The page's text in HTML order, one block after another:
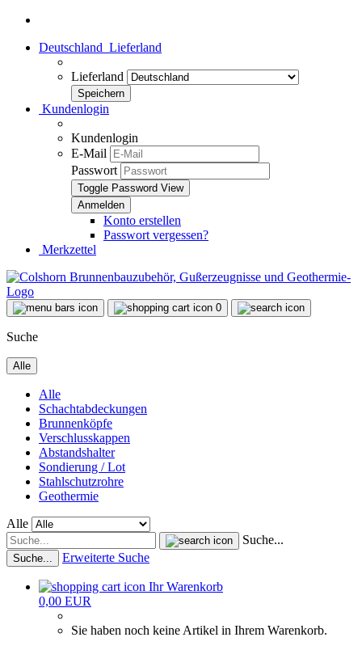
Deutschland Lieferland
Lieferland
Kundenlogin
Kundenlogin
E-Mail
Passwort
Toggle Password View
Konto erstellen
Passwort vergessen?
Merkzettel
0
Suche
Alle
Alle
Schachtabdeckungen
Brunnenköpfe
Verschlusskappen
Abstandshalter
Sondierung / Lot
Stahlschutzrohre
Geothermie
Alle
Suche...
Suche... Erweiterte Suche
Ihr Warenkorb
0,00 EUR
Sie haben noch keine Artikel in Ihrem Warenkorb.